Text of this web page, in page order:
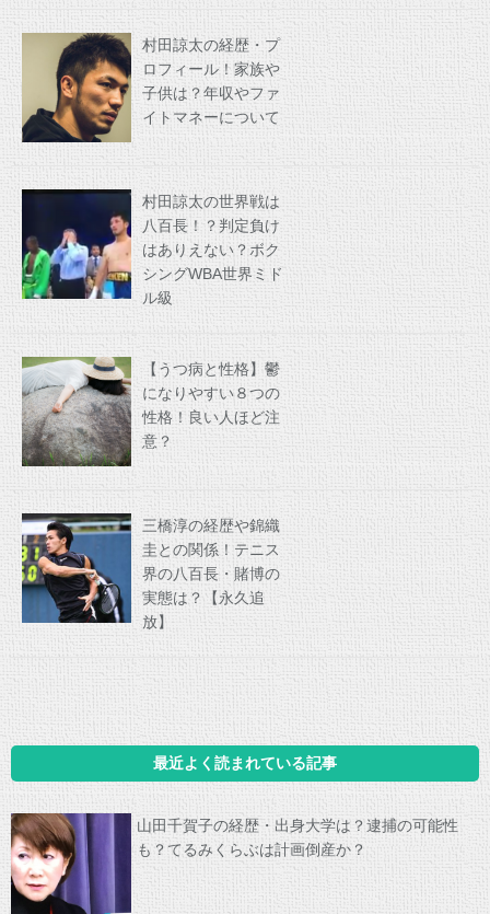
村田諒太の経歴・プ
ロフィール！家族や
子供は？年収やファ
イトマネーについて
村田諒太の世界戦は
八百長！？判定負け
はありえない？ボク
シングWBA世界ミド
ル級
【うつ病と性格】鬱
になりやすい８つの
性格！良い人ほど注
意？
三橋淳の経歴や錦織
圭との関係！テニス
界の八百長・賭博の
実態は？【永久追
放】
最近よく読まれている記事
山田千賀子の経歴・出身大学は？逮捕の可能性
も？てるみくらぶは計画倒産か？